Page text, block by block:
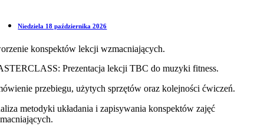
Niedziela 18 października 2026
konspektów lekcji wzmacniających.
Prezentacja lekcji TBC do muzyki fitness.
przebiegu, użytych sprzętów oraz kolejności ćwiczeń.
metodyki układania i zapisywania konspektów zajęć